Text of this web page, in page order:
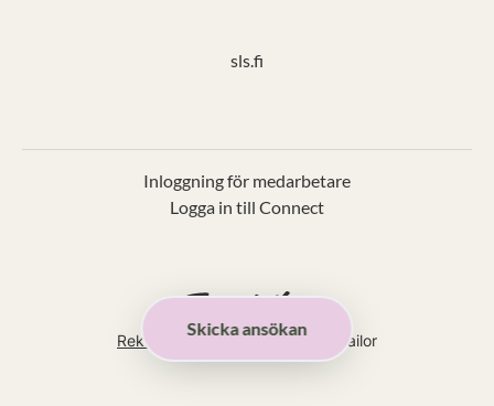
Skicka ansökan
sls.fi
Inloggning för medarbetare
Logga in till Connect
Rekryteringsverktygfrån Teamtailor